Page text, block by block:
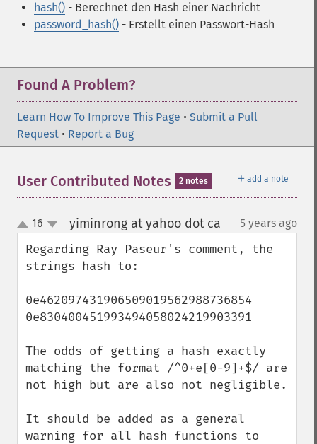
hash() - Berechnet den Hash einer Nachricht
password_hash() - Erstellt einen Passwort-Hash
Found A Problem?
Learn How To Improve This Page • Submit a Pull
Request • Report a Bug
＋ add a note
User Contributed Notes 2 notes
up
down
16 yiminrong at yahoo dot ca 5 years ago
Regarding Ray Paseur's comment, the
strings hash to:
0e462097431906509019562988736854
0e830400451993494058024219903391
The odds of getting a hash exactly
matching the format /^0+e[0-9]+$/ are
not high but are also not negligible.
It should be added as a general
warning for all hash functions to